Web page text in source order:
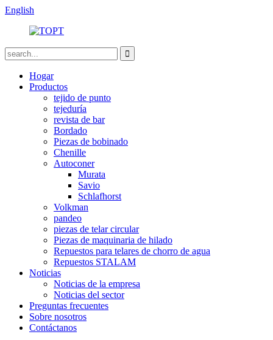
English
Hogar
Productos
tejido de punto
tejeduría
revista de bar
Bordado
Piezas de bobinado
Chenille
Autoconer
Murata
Savio
Schlafhorst
Volkman
pandeo
piezas de telar circular
Piezas de maquinaria de hilado
Repuestos para telares de chorro de agua
Repuestos STALAM
Noticias
Noticias de la empresa
Noticias del sector
Preguntas frecuentes
Sobre nosotros
Contáctanos